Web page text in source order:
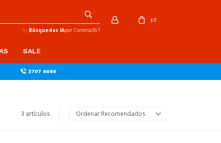
SALE
✨ Búsquedas IApor Conecta361
$0
3 artículos Recomendados